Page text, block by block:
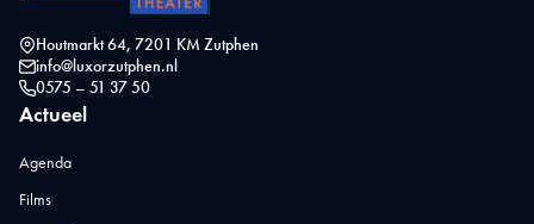
Houtmarkt 64, 7201 KM Zutphen
info@luxorzutphen.nl
0575 – 51 37 50
Actueel
Agenda
Films